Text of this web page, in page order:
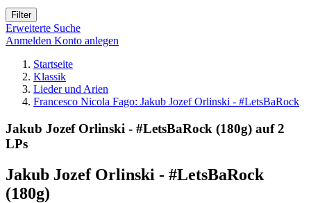
Filter
Erweiterte Suche
Anmelden Konto anlegen
Startseite
Klassik
Lieder und Arien
Francesco Nicola Fago: Jakub Jozef Orlinski - #LetsBaRock
Jakub Jozef Orlinski - #LetsBaRock (180g) auf 2
LPs
Jakub Jozef Orlinski - #LetsBaRock
(180g)